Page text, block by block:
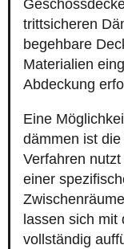
trittsicheren
begehbare
Materialien
Abdeckung
Eine
dämmen ist
Verfahren
einer
lassen sich
vollständig